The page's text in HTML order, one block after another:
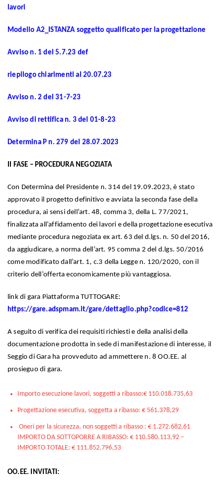
lavori
Modello A2_ISTANZA soggetto qualificato per la progettazione
Avviso n. 1 del 5.7.23 def
riepilogo chiarimenti al 20.07.23
Avviso n. 2 del 31-7-23
Avviso di rettifica n. 3 del 01-8-23
Determina P n. 279 del 28.07.2023
II FASE – PROCEDURA NEGOZIATA
Con Determina del Presidente n. 314 del 19.09.2023, è stato
approvato il progetto definitivo e avviata la seconda fase della
procedura, ai sensi dell’art. 48, comma 3, della L. 77/2021,
finalizzata all’affidamento dei lavori e della progettazione esecutiva
mediante procedura negoziata ex art. 63 del d.lgs. n. 50 del 2016,
da aggiudicare, a norma dell’art. 95 comma 2 del d.lgs. 50/2016
come modificato dall’art. 1, c.3 della Legge n. 120/2020, con il
criterio dell’offerta economicamente più vantaggiosa.
link di gara Piattaforma TUTTOGARE:
https://gare.adspmam.it/gare/dettaglio.php?codice=812
A seguito di verifica dei requisiti richiesti e della analisi della
documentazione prodotta in sede di manifestazione di interesse, il
Seggio di Gara ha provveduto ad ammettere n. 8 OO.EE. al
prosieguo di gara.
Importo esecuzione lavori, soggetti a ribasso:€ 110.018.735,63
Progettazione esecutiva, soggetta a ribasso: € 561.378,29
Oneri per la sicurezza, non soggetti a ribasso : € 1.272.682,61
IMPORTO DA SOTTOPORRE A RIBASSO: € 110.580.113,92 –
IMPORTO TOTALE: € 111.852.796,53
OO.EE. INVITATI: